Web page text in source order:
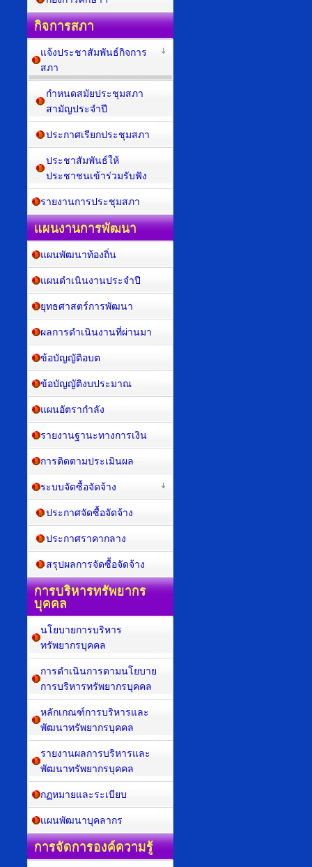
กิจการสภา
แจ้งประชาสัมพันธ์กิจการ
สภา
กำหนดสมัยประชุมสภา
สามัญประจำปี
ประกาศเรียกประชุมสภา
ประชาสัมพันธ์ให้
ประชาชนเข้าร่วมรับฟัง
รายงานการประชุมสภา
แผนงานการพัฒนา
แผนพัฒนาท้องถิ่น
แผนดำเนินงานประจำปี
ยุทธศาสตร์การพัฒนา
ผลการดำเนินงานที่ผ่านมา
ข้อบัญญัติอบต
ข้อบัญญัติงบประมาณ
แผนอัตรากำลัง
รายงานฐานะทางการเงิน
การติดตามประเมินผล
ระบบจัดซื้อจัดจ้าง
ประกาศจัดซื้อจัดจ้าง
ประกาศราคากลาง
สรุปผลการจัดซื้อจัดจ้าง
การบริหารทรัพยากร
บุคคล
นโยบายการบริหาร
ทรัพยากรบุคคล
การดำเนินการตามนโยบาย
การบริหารทรัพยากรบุคคล
หลักเกณฑ์การบริหารและ
พัฒนาทรัพยากรบุคคล
รายงานผลการบริหารและ
พัฒนาทรัพยากรบุคคล
กฏหมายและระเบียบ
แผนพัฒนาบุคลากร
การจัดการองค์ความรู้